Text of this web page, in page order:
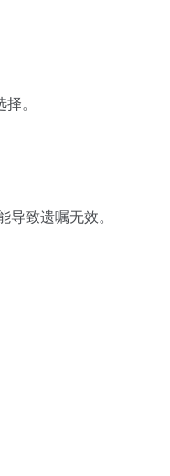
。
致遗嘱无效。